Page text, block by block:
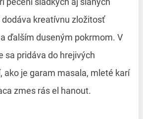
kreatívnu zložitosť
ďalším duseným pokrmom. V
sa pridáva do hrejivých
ako je garam masala, mleté karí
zmes rás el hanout.